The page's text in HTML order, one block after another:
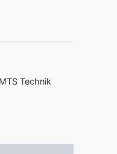
MTS Technik